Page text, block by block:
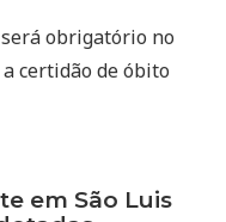
obrigatório no
certidão de óbito
em São Luis